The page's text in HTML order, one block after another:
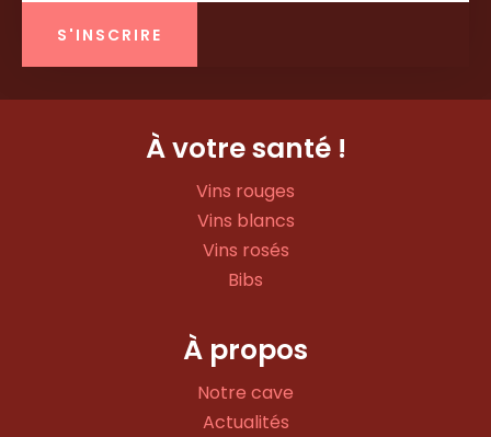
S'INSCRIRE
À votre santé !
Vins rouges
Vins blancs
Vins rosés
Bibs
À propos
Notre cave
Actualités